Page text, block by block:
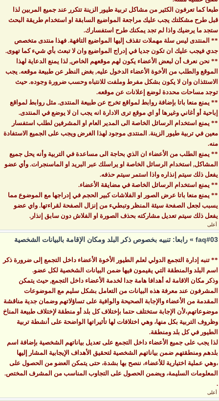
طبعا كما تعرفون الكثير من مشاكل تربية طيور الزينة تتكرر عند جميع المربين لذا
قبل طرح مشكلتك يجب عليك مراجعة المواضيع السابقة او استخدام طريقة البحث
ستجد ما يرضيك واذا لم تجد يمكنك طرح استفسارك.
** المنتدى ليس سلة مهملات تقذف إليها المواضيع التافهة. فهذا منتدى متخصص
جدي فيجب عليك ان تكون جديا في إدراج المواضيع وان لا تبعث بأي شيء كما تهوى.
** نحن نعرف أن لبعض الأعضاء يكون لهم موقعهم الخاص, لذا يمنع الدعاية لهذا
الموقع والطلب من الأخوة الأعضاء الدخول عليه, بغض النظر عن طبيعة موقعه. يجب
الاستئذان وان لا يكون بشكل مفرط وملفت للانتباه وحسب ضرورة وجوده. حيث
توجد مساحات محددة لوضع إعلانات عن موقعه.
** يمنع منعا باتا بإضافة روابط لمواقع تخرج عن طبيعة المنتدى. مثل روابط لمواقع
إباحية أو أغاني وغيرها أو اي موقع ترى الادارة انه يجب ان لا يوضع في المنتدى.
** يمنع استخدام الرسائل الخاصة الى المدير العام او المشرفين لطلب استفسار
معين في تربية طيور الزينة. المنتدى موجود لهذا الغرض ويجب على الجميع الاستفادة
منه.
** يمنع الطلب من الأعضاء ان الذي بحاجة الى مساعدة في التربية وأنه يحل جميع
المشاكل, استخدام الرسائل الخاصة او يراسلك عبر البريد او الماسنجرات. وأي عضو
يفعل ذلك سيتم إنذاره واذا استمر سيتم حذفه.
** يمنع استخدام الرسائل الخاصة في مضايقة الأعضاء.
** يمنع منعا باتا عرض الصور او الفلاشات كبير الحجم في إدراجها مع الموضوع مما
يسبب لجعل الصفحة سيئة المنظر وتبطيء من إنزال الصفحة لقراءتها. واي عضو
يفعل ذلك سيتم تعديل مشاركته بحذف الصورة او الفلاش دون سابق إنذار.
أعلى
faq#03 » رابعا: تنبيه بخصوص ذكر البلد ومكان الإقامة بالبيانات الشخصية
** تنبه إدارة التجمع الدولي لعلم الطيور الأخوة الأعضاء داخل التجمع إلى ضرورة ذكر
اسم البلد والمنطقة التي يقيمون فيها ضمن البيانات الشخصية لكل عضو.
وذكر مكان الاقامة له أهدافا هامة جدا لخدمة الأعضاء داخل التجمع, حيث يتمكن
المشرفون عند معرفة هذه البيانات من التعامل بشكل سليم مع الموضوعات
المقدمة من الأعضاء والإجابة الصحيحة والوافية على تساؤلاتهم وضمان جدية مناقشة
موضوعاتهم،لأن الإجابة ستختلف حتما بإختلاف كل بلد أو منطقة لإختلاف طبيعة المناخ
وظروف التربية بكل منها، وهي اختلافات لها تأثيراتها الواضحة على أنشطة تربية
الطيور في كل بلد ومنطقة.
لذا يجب على جميع الأعضاء داخل التجمع على تعديل بياناتهم الشخصية بإضافة اسم
بلدهم ومنطقتهم ضمن بياناتهم الشخصية لتحقيق الأهداف الإيجابية المشار إليها
،وهي عملية اختيارية للأعضاء، ننصح بها بشدة، حتى يتمكن العضو من الحصول على
المعلومات السليمة، ويضمن الحصول على التجاوب المناسب من المشرف المختص.
.
أعلى